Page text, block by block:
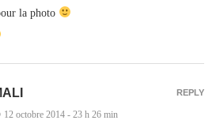
la photo
12 octobre 2014 - 23 h 26 min
REPLY